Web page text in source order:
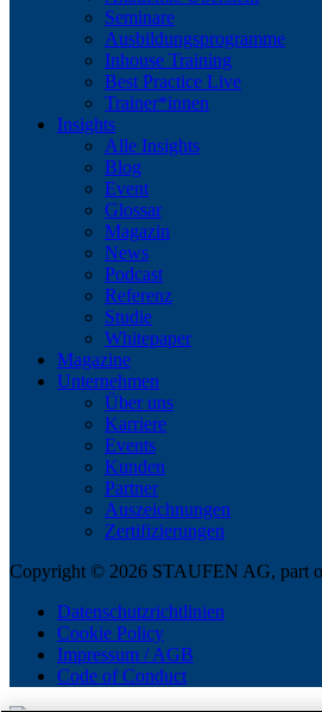
Seminare
Ausbildungsprogramme
Inhouse Training
Best Practice Live
Trainer*innen
Insights
Alle Insights
Blog
Event
Glossar
Magazin
News
Podcast
Referenz
Studie
Whitepaper
Magazine
Unternehmen
Über uns
Karriere
Events
Kunden
Partner
Auszeichnungen
Zertifizierungen
Copyright © 2026 STAUFEN AG, part
Datenschutzrichtlinien
Cookie Policy
Impressum / AGB
Code of Conduct